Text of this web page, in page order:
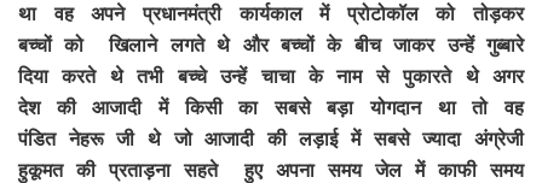
था वह अपने प्रधानमंत्री कार्यकाल में प्रोटोकॉल को तोड़कर
बच्चों को खिलाने लगते थे और बच्चों के बीच जाकर उन्हें गुब्बारे
दिया करते थे तभी बच्चे उन्हें चाचा के नाम से पुकारते थे अगर
देश की आजादी में किसी का सबसे बड़ा योगदान था तो वह
पंडित नेहरू जी थे जो आजादी की लड़ाई में सबसे ज्यादा अंग्रेजी
हुकूमत की प्रताड़ना सहते हुए अपना समय जेल में काफी समय